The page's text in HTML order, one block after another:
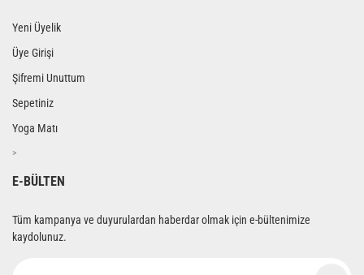
Yeni Üyelik
Üye Girişi
Şifremi Unuttum
Sepetiniz
Yoga Matı
>
E-BÜLTEN
Tüm kampanya ve duyurulardan haberdar olmak için e-bültenimize
kaydolunuz.